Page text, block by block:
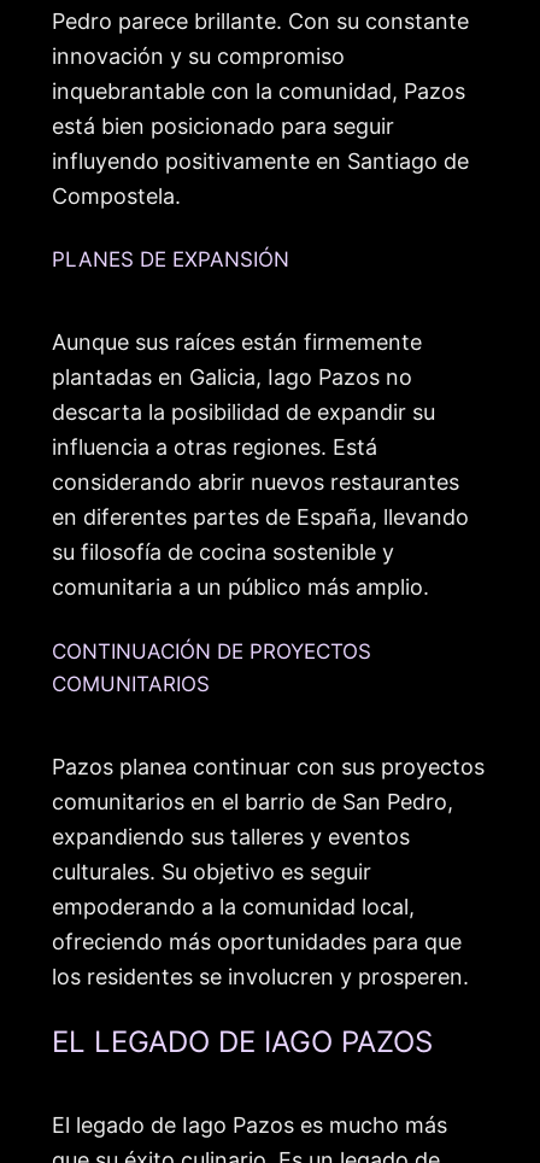
Pedro parece brillante. Con su constante
innovación y su compromiso
inquebrantable con la comunidad, Pazos
está bien posicionado para seguir
influyendo positivamente en Santiago de
Compostela.
PLANES DE EXPANSIÓN
Aunque sus raíces están firmemente
plantadas en Galicia, Iago Pazos no
descarta la posibilidad de expandir su
influencia a otras regiones. Está
considerando abrir nuevos restaurantes
en diferentes partes de España, llevando
su filosofía de cocina sostenible y
comunitaria a un público más amplio.
CONTINUACIÓN DE PROYECTOS
COMUNITARIOS
Pazos planea continuar con sus proyectos
comunitarios en el barrio de San Pedro,
expandiendo sus talleres y eventos
culturales. Su objetivo es seguir
empoderando a la comunidad local,
ofreciendo más oportunidades para que
los residentes se involucren y prosperen.
EL LEGADO DE IAGO PAZOS
El legado de Iago Pazos es mucho más